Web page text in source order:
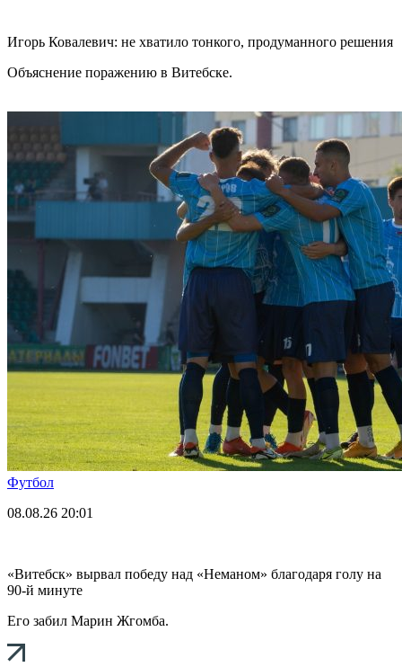
Игорь Ковалевич: не хватило тонкого, продуманного решения
Объяснение поражению в Витебске.
Футбол
08.08.26 20:01
«Витебск» вырвал победу над «Неманом» благодаря голу на
90-й минуте
Его забил Марин Жгомба.